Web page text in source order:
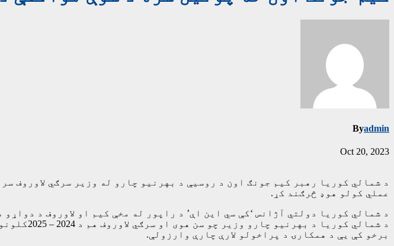
Byadmin
Oct 20, 2023
د شمالي کوریا رهبر کیم جونګ اون د روسیې د بهرنیو چارو له وزیر سرګي لاوروف
عملي کولو هوډ څرګند کړ.
د شمالي کوریا دولتي آژانس ‘کې سي این اې’ د راپور له مخې کیم او لاوروف د
د شمالي
برخو کې یې د همکارۍ د پراخولو لارې چارې وارزولې.